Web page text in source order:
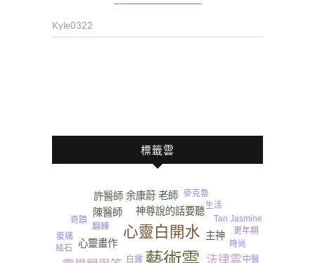
Kyle0322
標籤雲
心靈白開水
法律雲
神尊說的話要聽
心靈畫作
主神
陳醫師
余康蔚 老師
許醫師
Tan Jasmine
白露
翻轉
生活
麥克魯
中醫
時尚
更年期
奇蹟
痠痛
結石